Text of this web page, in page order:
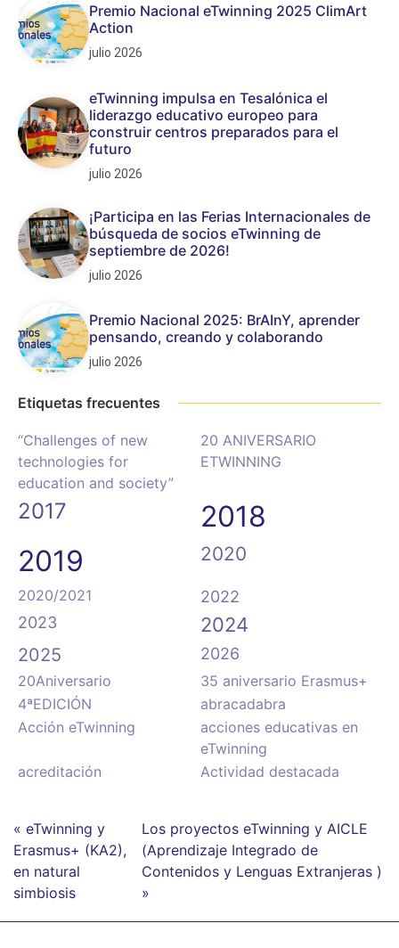
Premio Nacional eTwinning 2025 ClimArt
Action
julio 2026
eTwinning impulsa en Tesalónica el
liderazgo educativo europeo para
construir centros preparados para el
futuro
julio 2026
¡Participa en las Ferias Internacionales de
búsqueda de socios eTwinning de
septiembre de 2026!
julio 2026
Premio Nacional 2025: BrAInY, aprender
pensando, creando y colaborando
julio 2026
Etiquetas frecuentes
“Challenges of new
technologies for
education and society”
20 ANIVERSARIO
ETWINNING
2017
2018
2019
2020
2020/2021
2022
2023
2024
2025 2026
20Aniversario
35 aniversario Erasmus+
4ªEDICIÓN
abracadabra
Acción eTwinning
acciones educativas en
eTwinning
acreditación
Actividad destacada
« eTwinning y
Erasmus+ (KA2),
en natural
simbiosis
Los proyectos eTwinning y AICLE
(Aprendizaje Integrado de
Contenidos y Lenguas Extranjeras )
»